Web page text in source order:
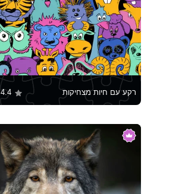
רקע עם חיות מצחיקות 4.4